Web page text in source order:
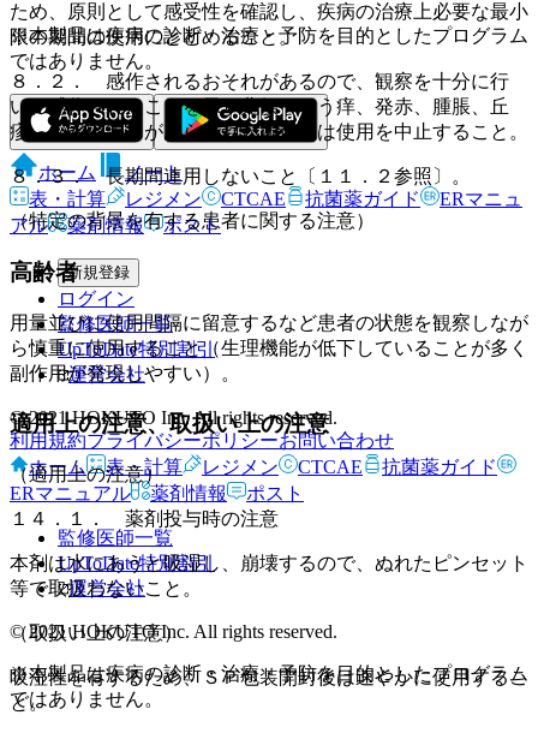
ため、原則として感受性を確認し、疾病の治療上必要な最小
限の期間の使用にとどめること。
８．２． 感作されるおそれがあるので、観察を十分に行
い、感作されたことを示す兆候（そう痒、発赤、腫脹、丘
疹、小水疱等）があらわれた場合には使用を中止すること。
８．３． 長期間連用しないこと〔１１．２参照〕。
（特定の背景を有する患者に関する注意）
高齢者
用量並びに使用間隔に留意するなど患者の状態を観察しなが
ら慎重に使用すること（生理機能が低下していることが多く
副作用が発現しやすい）。
適用上の注意、取扱い上の注意
（適用上の注意）
１４．１． 薬剤投与時の注意
本剤は水にあうと吸湿し、崩壊するので、ぬれたピンセット
等で取扱わないこと。
（取扱い上の注意）
吸湿性を有するため、ＳＰ包装開封後は速やかに使用するこ
と。
※本製品は疾病の診断・治療・予防を目的としたプログラム
ではありません。
ホーム
ノート
表・計算
レジメン CTCAE 抗菌薬ガイド
ERマニュ
アル
薬剤情報 ポスト
新規登録
ログイン
監修医師一覧
UpToDate特別割引
運営会社
© 2021 HOKUTO Inc. All rights reserved.
利用規約プライバシーポリシーお問い合わせ
ホーム
表・計算 レジメン CTCAE
抗菌薬ガイド
ERマニュアル
薬剤情報 ポスト
監修医師一覧
UpToDate特別割引
運営会社
© 2021 HOKUTO Inc. All rights reserved.
※本製品は疾病の診断・治療・予防を目的としたプログラム
ではありません。